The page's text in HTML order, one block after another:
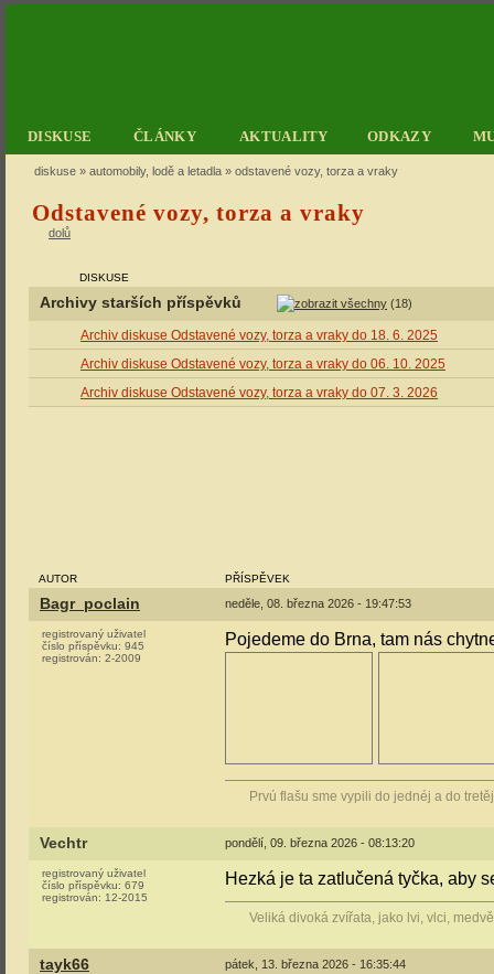
DISKUSE ČLÁNKY AKTUALITY ODKAZY
diskuse » automobily, lodě a letadla » odstavené vozy, torza a vraky
Odstavené vozy, torza a vraky
dolů
DISKUSE
Archivy starších příspěvků (18)
Archiv diskuse Odstavené vozy, torza a vraky do 18. 6. 2025
Archiv diskuse Odstavené vozy, torza a vraky do 06. 10. 2025
Archiv diskuse Odstavené vozy, torza a vraky do 07. 3. 2026
AUTOR PŘÍSPĚVEK
Bagr_poclain neděle, 08. března 2026 - 19:47:53
registrovaný uživatel
číslo příspěvku: 945
registrován: 2-2009
Pojedeme do Brna, tam nás
Prvú flašu sme vypili do jednéj a do
Vechtr pondělí, 09. března 2026 - 08:13:20
registrovaný uživatel
číslo příspěvku: 679
registrován: 12-2015
Hezká je ta zatlučená tyčka, aby
Veliká divoká zvířata, jako lvi, vlci,
tayk66 pátek, 13. března 2026 - 16:35:44